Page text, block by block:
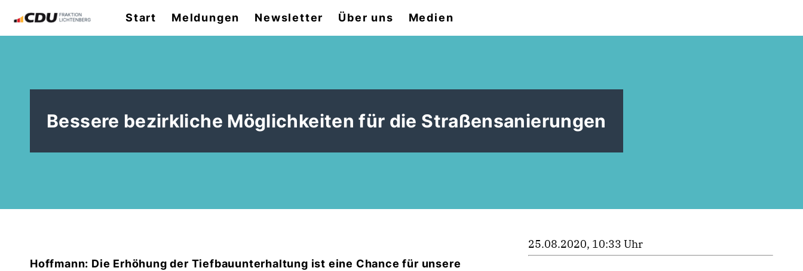
Start Meldungen Newsletter Über uns Medien
Bessere bezirkliche Möglichkeiten für die Straßensanierungen
Hoffmann: Die Erhöhung der Tiefbauunterhaltung ist eine Chance für unsere
25.08.2020, 10:33 Uhr